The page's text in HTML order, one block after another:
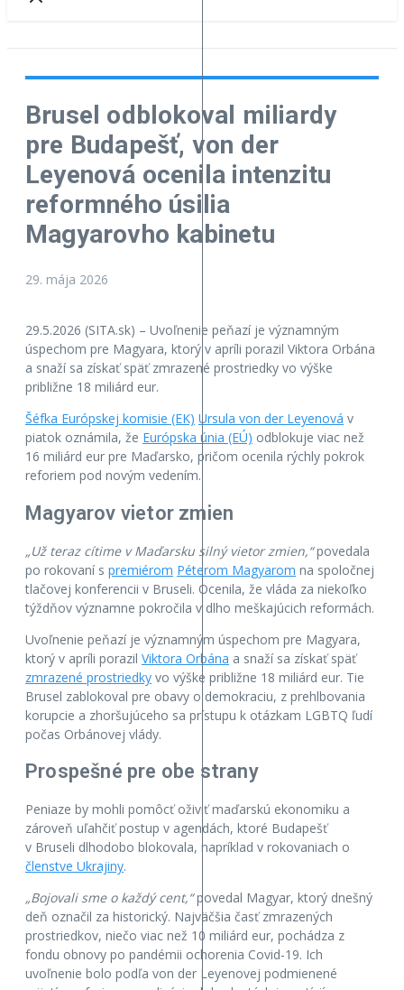
Brusel odblokoval miliardy
pre Budapešť, von der
Leyenová ocenila intenzitu
reformného úsilia
Magyarovho kabinetu
29. mája 2026
29.5.2026 (SITA.sk) – Uvoľnenie peňazí je významným
úspechom pre Magyara, ktorý v apríli porazil Viktora Orbána
a snaží sa získať späť zmrazené prostriedky vo výške
približne 18 miliárd eur.
Šéfka Európskej komisie (EK) Ursula von der Leyenová v
piatok oznámila, že Európska únia (EÚ) odblokuje viac než
16 miliárd eur pre Maďarsko, pričom ocenila rýchly pokrok
reforiem pod novým vedením.
Magyarov vietor zmien
„Už teraz cítime v Maďarsku silný vietor zmien,“povedala
po rokovaní s premiérom Péterom Magyarom na spoločnej
tlačovej konferencii v Bruseli. Ocenila, že vláda za niekoľko
týždňov významne pokročila v dlho meškajúcich reformách.
Uvoľnenie peňazí je významným úspechom pre Magyara,
ktorý v apríli porazil Viktora Orbána a snaží sa získať späť
zmrazené prostriedky vo výške približne 18 miliárd eur. Tie
Brusel zablokoval pre obavy o demokraciu, z prehlbovania
korupcie a zhoršujúceho sa prístupu k otázkam LGBTQ ľudí
počas Orbánovej vlády.
Prospešné pre obe strany
Peniaze by mohli pomôcť oživiť maďarskú ekonomiku a
zároveň uľahčiť postup v agendách, ktoré Budapešť
v Bruseli dlhodobo blokovala, napríklad v rokovaniach o
členstve Ukrajiny.
„Bojovali sme o každý cent,“povedal Magyar, ktorý dnešný
deň označil za historický. Najväčšia časť zmrazených
prostriedkov, niečo viac než 10 miliárd eur, pochádza z
fondu obnovy po pandémii ochorenia Covid-19. Ich
uvoľnenie bolo podľa von der Leyenovej podmienené